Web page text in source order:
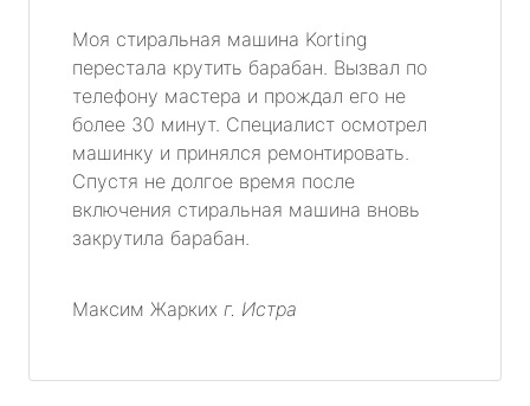
Моя стиральная машина Korting
перестала крутить барабан. Вызвал по
телефону мастера и прождал его не
более 30 минут. Специалист осмотрел
машинку и принялся ремонтировать.
Спустя не долгое время после
включения стиральная машина вновь
закрутила барабан.
Максим Жарких г. Истра